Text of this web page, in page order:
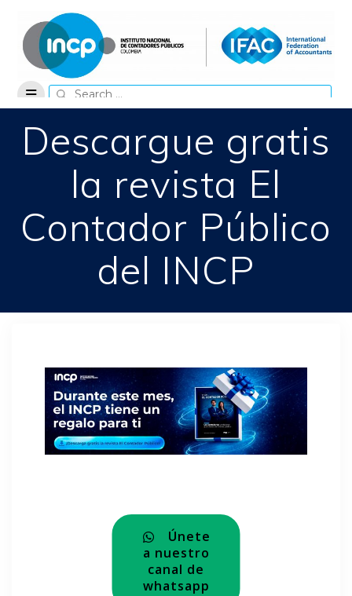
content
Search
for:
Descargue gratis
la revista El
Contador Público
del INCP
Únete
a nuestro
canal de
whatsapp